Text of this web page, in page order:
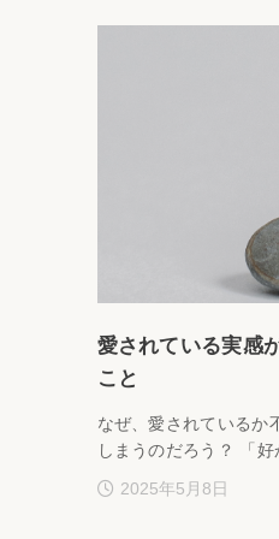
愛されている実感
こと
なぜ、愛されているか
しまうのだろう？ 「
2025年5月8日